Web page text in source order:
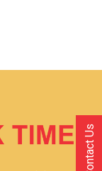
Contact Us